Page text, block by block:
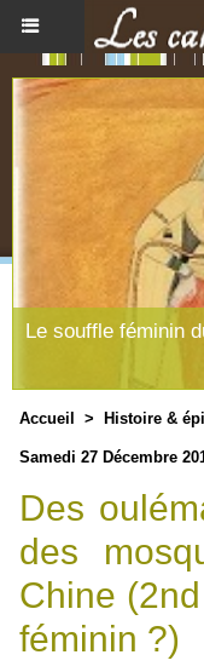
Le souffle féminin
Accueil > Histoire &
Samedi 27 Décembre
Des
des
Chine
féminin ?)